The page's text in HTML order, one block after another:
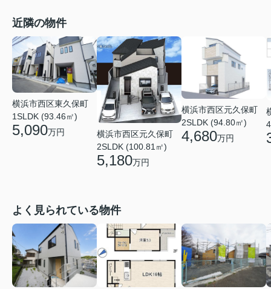
近隣の物件
横浜市西区東久保町
1SLDK (93.46㎡)
5,090万円
横浜市西区元久保町
2SLDK (100.81㎡)
5,180万円
横浜市西区元久保町
2SLDK (94.80㎡)
4,680万円
よく見られている物件